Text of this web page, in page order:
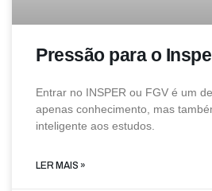
Pressão para o
Entrar no INSPER ou FGV é um
apenas conhecimento, mas
inteligente aos estudos.
LER MAIS »